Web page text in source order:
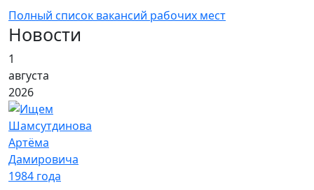
Полный список вакансий рабочих мест
Новости
1
августа
2026